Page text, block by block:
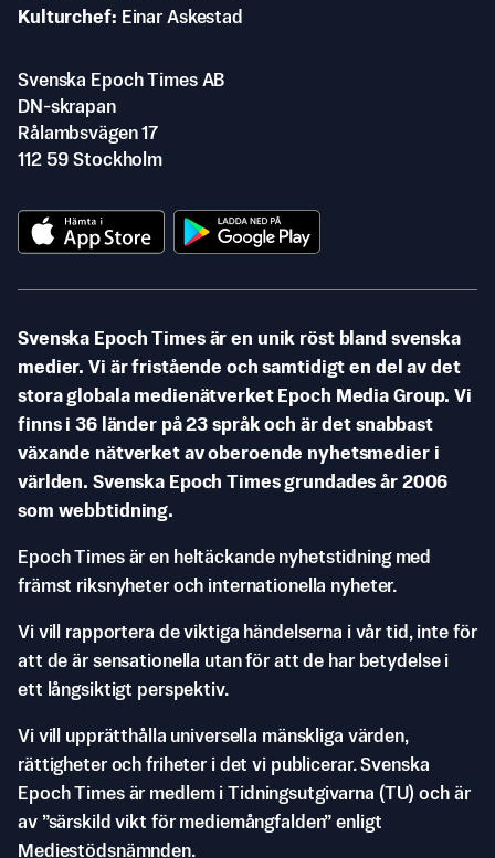
Kulturchef
Einar Askestad
Svenska Epoch Times AB
DN-skrapan
Rålambsvägen 17
112 59 Stockholm
Svenska Epoch Times är en unik röst bland svenska
medier. Vi är fristående och samtidigt en del av det
stora globala medienätverket Epoch Media Group. Vi
finns i 36 länder på 23 språk och är det snabbast
växande nätverket av oberoende nyhetsmedier i
världen. Svenska Epoch Times grundades år 2006
som webbtidning.
Epoch Times är en heltäckande nyhetstidning med
främst riksnyheter och internationella nyheter.
Vi vill rapportera de viktiga händelserna i vår tid, inte för
att de är sensationella utan för att de har betydelse i
ett långsiktigt perspektiv.
Vi vill upprätthålla universella mänskliga värden,
rättigheter och friheter i det vi publicerar. Svenska
Epoch Times är medlem i Tidningsutgivarna (TU) och är
av ”särskild vikt för mediemångfalden” enligt
Mediestödsnämnden.